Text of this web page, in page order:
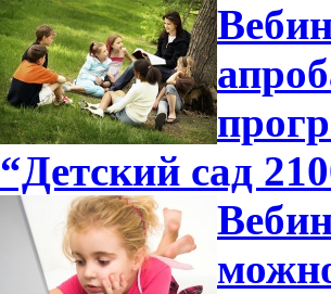
“Детский сад